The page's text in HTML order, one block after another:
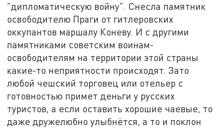
"дипломатическую войну". Снесла памятник
освободителю Праги от гитлеровских
оккупантов маршалу Коневу. И с другими
памятниками советским воинам-
освободителям на территории этой страны
какие-то неприятности происходят. Зато
любой чешский торговец или отельер с
готовностью примет деньги у русских
туристов, а если оставить хорошие чаевые, то
даже дружелюбно улыбнётся, а то и поклон